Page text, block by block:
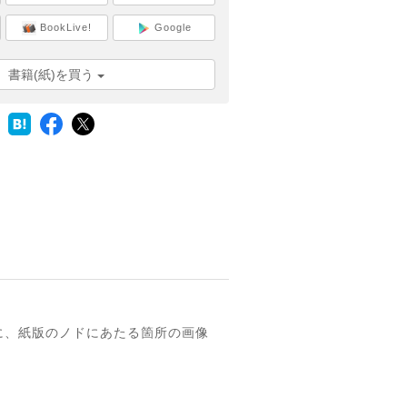
BookLive! Google
書籍(紙)を買う
紙版のノドにあたる箇所の画像